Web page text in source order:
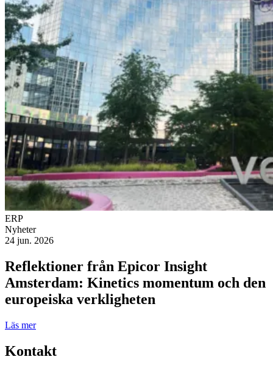
ERP
Nyheter
24 jun. 2026
Reflektioner från Epicor Insight
Amsterdam: Kinetics momentum och den
europeiska verkligheten
Läs mer
Kontakt